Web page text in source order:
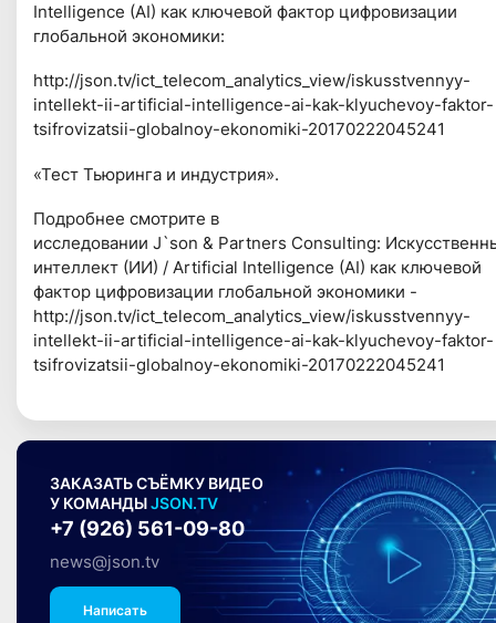
Intelligence (AI) как ключевой фактор цифровизации
глобальной экономики:
http://json.tv/ict_telecom_analytics_view/iskusstvennyy-
intellekt-ii-artificial-intelligence-ai-kak-klyuchevoy-faktor-
tsifrovizatsii-globalnoy-ekonomiki-20170222045241
«Тест Тьюринга и индустрия».
Подробнее смотрите в
исследовании J`son & Partners Consulting:
интеллект (ИИ) / Artificial Intelligence (AI) как ключевой
фактор цифровизации глобальной экономики -
http://json.tv/ict_telecom_analytics_view/iskusstvennyy-
intellekt-ii-artificial-intelligence-ai-kak-klyuchevoy-faktor-
tsifrovizatsii-globalnoy-ekonomiki-20170222045241
ЗАКАЗАТЬ СЪЁМКУ ВИДЕО
У КОМАНДЫJSON.TV
+7 (926) 561-09-80
news@json.tv
Написать